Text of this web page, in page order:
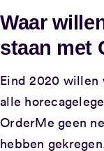
Waar
staan met
Eind 2020 willen
alle
OrderMe geen
hebben